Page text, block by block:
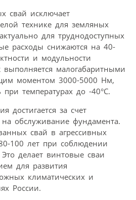
свай исключает
технике для земляных
для труднодоступных
расходы снижаются на 40-
и модульности
малогабаритными
моментом 3000-5000 Нм,
температурах до -40°С.
достигается за счет
обслуживание фундамента.
свай в агрессивных
100 лет при соблюдении
делает винтовые сваи
для развития
климатических и
России.